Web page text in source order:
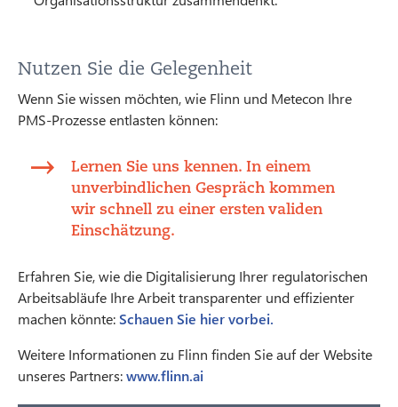
Nutzen Sie die Gelegenheit
Wenn Sie wissen möchten, wie Flinn und Metecon Ihre
PMS-Prozesse entlasten können:
Lernen Sie uns kennen. In einem
unverbindlichen Gespräch kommen
wir schnell zu einer ersten validen
Einschätzung.
Erfahren Sie, wie die Digitalisierung Ihrer regulatorischen
Arbeitsabläufe Ihre Arbeit transparenter und effizienter
machen könnte:Schauen Sie hier vorbei.
Weitere Informationen zu Flinn finden Sie auf der Website
unseres Partners:www.flinn.ai